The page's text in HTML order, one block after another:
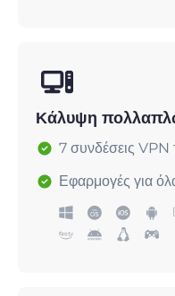
Κάλυψη
7 συνδέσεις VPN
Εφαρμογές για